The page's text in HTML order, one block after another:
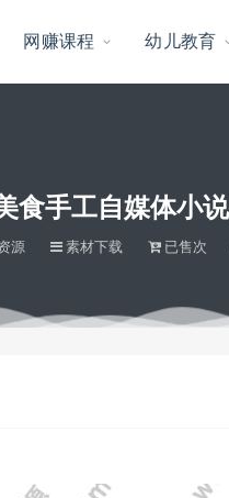
网赚课程 幼儿教育
食手工自媒体小
源 素材下载 已售次